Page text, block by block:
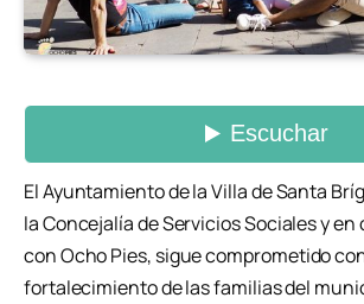
El Ayuntamiento de la Villa de Santa
la Concejalía de Servicios Sociales y
con Ocho Pies, sigue comprometido
fortalecimiento de las familias del